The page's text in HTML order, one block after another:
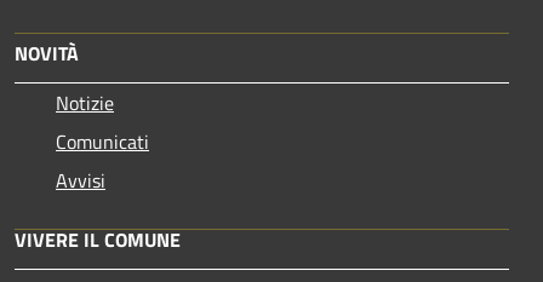
NOVITÀ
Notizie
Comunicati
Avvisi
VIVERE IL COMUNE